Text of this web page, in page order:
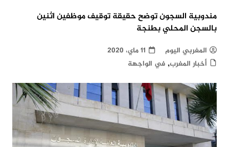
مندوبية السجون توضح حقيقة توقيف موظفين اثنين
بالسجن المحلي بطنجة
المغربي اليوم
11 ماي، 2020
أخبار المغرب, في الواجهة